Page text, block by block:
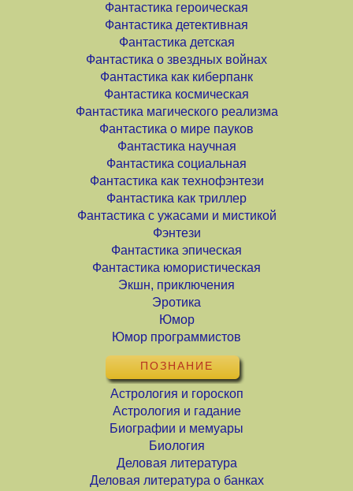
Фантастика героическая
Фантастика детективная
Фантастика детская
Фантастика о звездных войнах
Фантастика как киберпанк
Фантастика космическая
Фантастика магического реализма
Фантастика о мире пауков
Фантастика научная
Фантастика социальная
Фантастика как технофэнтези
Фантастика как триллер
Фантастика с ужасами и мистикой
Фэнтези
Фантастика эпическая
Фантастика юмористическая
Экшн, приключения
Эротика
Юмор
Юмор программистов
ПОЗНАНИЕ
Астрология и гороскоп
Астрология и гадание
Биографии и мемуары
Биология
Деловая литература
Деловая литература о банках